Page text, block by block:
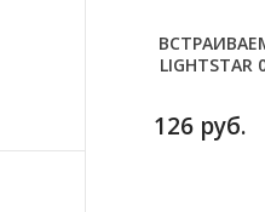
LIGHTSTAR
126 руб.